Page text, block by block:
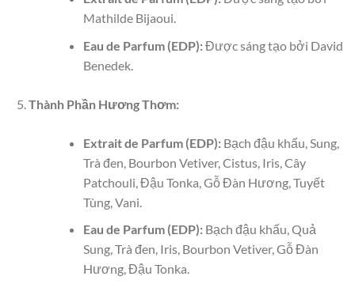
Mathilde Bijaoui.
Eau de Parfum (EDP):Được sáng tạo bởi David
Benedek.
Thành Phần Hương Thơm:
Extrait de Parfum (EDP):Bạch đậu khấu, Sung,
Trà đen, Bourbon Vetiver, Cistus, Iris, Cây
Patchouli, Đậu Tonka, Gỗ Đàn Hương, Tuyết
Tùng, Vani.
Eau de Parfum (EDP):Bạch đậu khấu, Quả
Sung, Trà đen, Iris, Bourbon Vetiver, Gỗ Đàn
Hương, Đậu Tonka.